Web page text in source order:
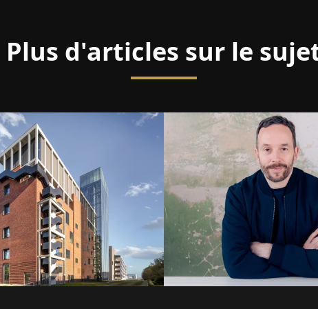
Plus d'articles sur le